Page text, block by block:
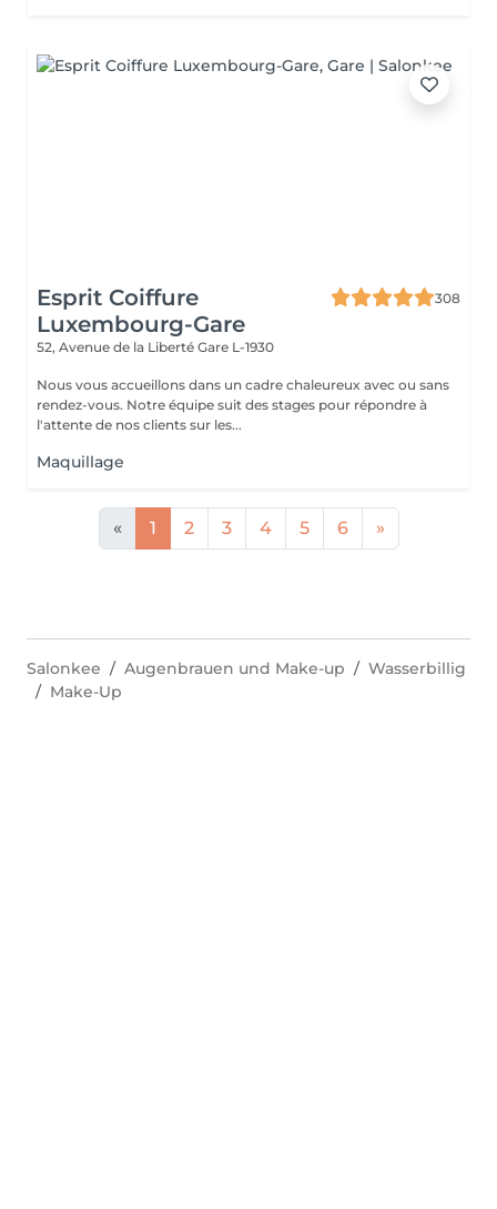
Esprit Coiffure
Luxembourg-Gare
308
52, Avenue de la Liberté Gare L-1930
Nous vous accueillons dans un cadre chaleureux avec ou sans
rendez-vous. Notre équipe suit des stages pour répondre à
l'attente de nos clients sur les...
Maquillage
« 1 2 3 4 5 6 »
Salonkee Augenbrauen und Make-up
Wasserbillig
Make-Up